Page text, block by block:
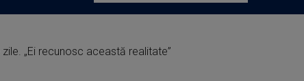
„Ei recunosc această realitate”